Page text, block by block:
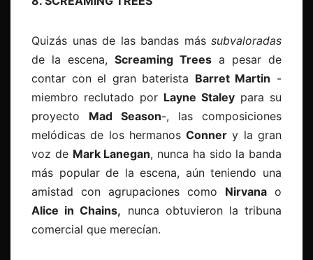
Quizás unas de las bandas más subvaloradas
de la escena, Screaming Trees a pesar de
contar con el gran baterista Barret Martin -
miembro reclutado por Layne Staley para su
proyecto Mad Season-, las composiciones
melódicas de los hermanosConner y la gran
voz de Mark Lanegan, nunca ha sido la banda
más popular de la escena, aún teniendo una
amistad con agrupaciones como Nirvana o
Alice in Chains, nunca obtuvieron la tribuna
comercial que merecían.